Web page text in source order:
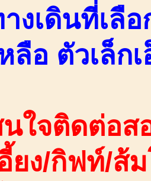
งเดินที่เลื
ลือ ตัวเล็ก
ใจติดต่อส
ยง/กิฟท์/ส้